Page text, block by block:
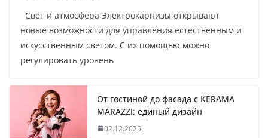
Свет и атмосфера Электрокарнизы открывают
новые возможности для управления естественным и
искусственным светом. С их помощью можно
регулировать уровень
От гостиной до фасада с KERAMA
MARAZZI: единый дизайн
02.12.2025